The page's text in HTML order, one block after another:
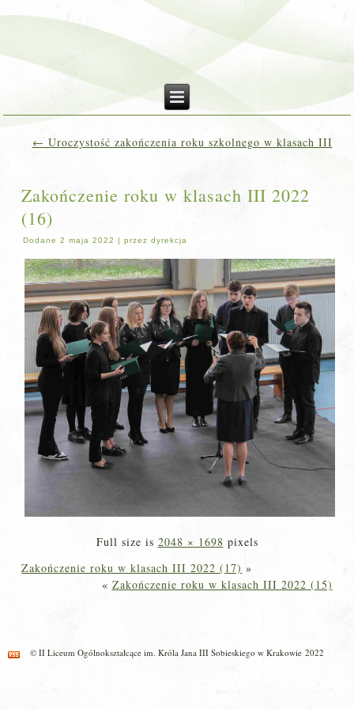
← Uroczystość zakończenia roku szkolnego w klasach III
Zakończenie roku w klasach III 2022
(16)
Dodane 2 maja 2022 |przez dyrekcja
Full size is 2048 × 1698 pixels
Zakończenie roku w klasach III 2022 (17) »
« Zakończenie roku w klasach III 2022 (15)
© II Liceum Ogólnokształcące im. Króla Jana III Sobieskiego w Krakowie 2022